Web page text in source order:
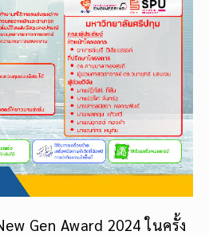
Gen Award 2024 ในครั้ง